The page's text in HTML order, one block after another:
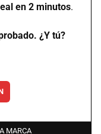
en 2 minutos.
¿Y tú?
MARCA